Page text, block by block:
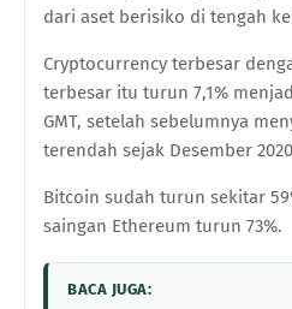
dari aset berisiko di tengah
Cryptocurrency terbesar
terbesar itu turun 7,1%
GMT, setelah sebelumnya
terendah sejak Desember
Bitcoin sudah turun sekitar
saingan Ethereum turun 73%.
BACA JUGA: